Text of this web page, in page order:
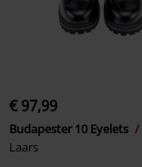
€ 97,99
Budapester 10 Eyelets
Laars